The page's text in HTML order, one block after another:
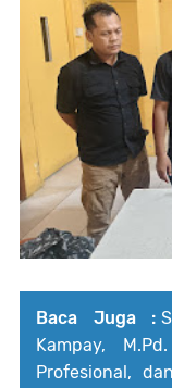
Baca Juga :
Kampay,
Profesional,